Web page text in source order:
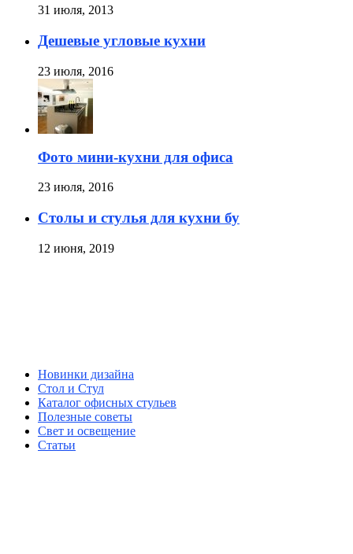
31 июля, 2013
Дешевые угловые кухни
23 июля, 2016
Фото мини-кухни для офиса
23 июля, 2016
Столы и стулья для кухни бу
12 июня, 2019
Новинки дизайна
Стол и Стул
Каталог офисных стульев
Полезные советы
Свет и освещение
Статьи